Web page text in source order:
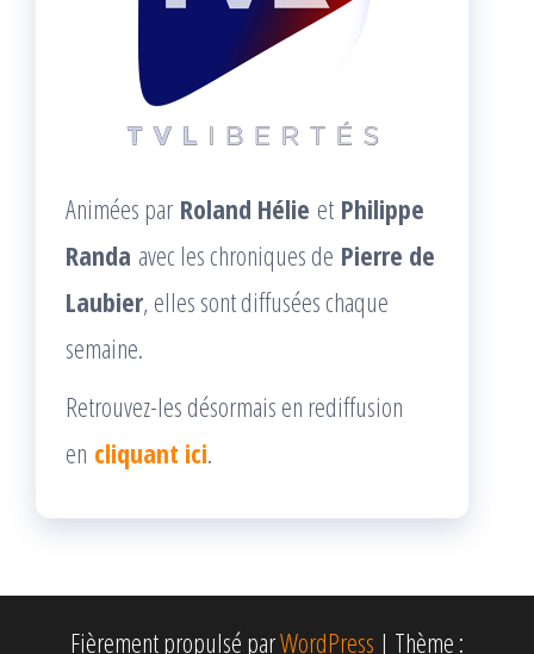
Animées par Roland Hélie et Philippe
Randa avec les chroniques de Pierre de
Laubier, elles sont diffusées chaque
semaine.
Retrouvez-les désormais en rediffusion
en cliquant ici.
Fièrement propulsé parWordPress | Thème :